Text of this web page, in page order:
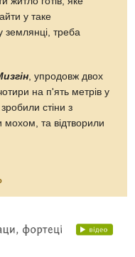
у таке
землянці, треба
, упродовж двох
на п'ять метрів у
стіни з
мохом, та відтворили